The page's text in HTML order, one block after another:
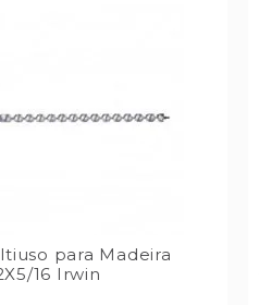
para Madeira
16 Irwin